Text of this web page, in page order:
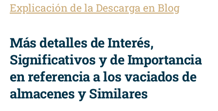
Explicación de la Descarga en Blog
Más detalles de Interés,
Significativos y de Importancia
en referencia a los vaciados de
almacenes y Similares